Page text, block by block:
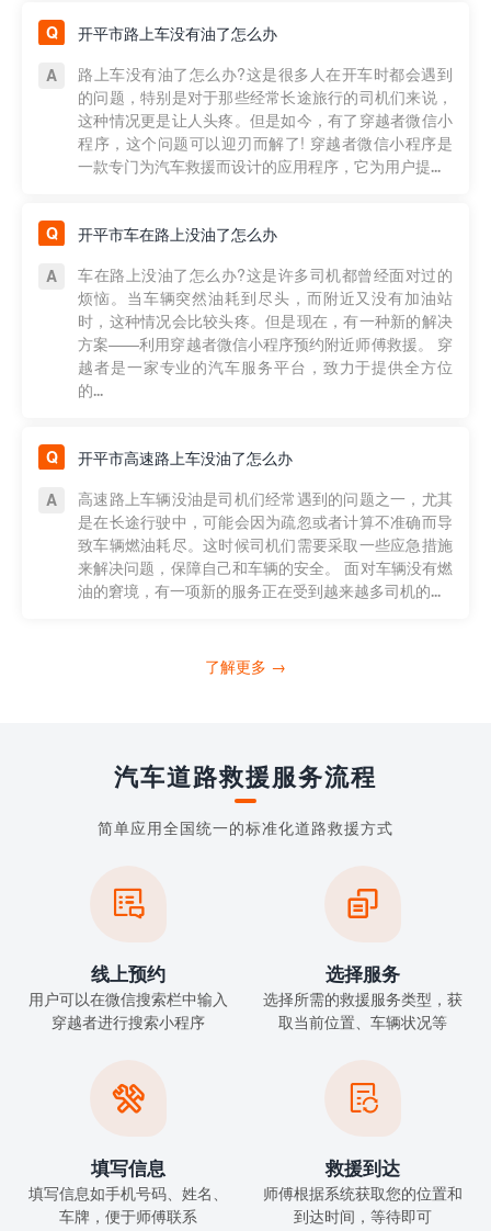
开平市路上车没有油了怎么办
路上车没有油了怎么办?这是很多人在开车时都会遇到
的问题，特别是对于那些经常长途旅行的司机们来说，
这种情况更是让人头疼。但是如今，有了穿越者微信小
程序，这个问题可以迎刃而解了! 穿越者微信小程序是
一款专门为汽车救援而设计的应用程序，它为用户提...
开平市车在路上没油了怎么办
车在路上没油了怎么办?这是许多司机都曾经面对过的
烦恼。当车辆突然油耗到尽头，而附近又没有加油站
时，这种情况会比较头疼。但是现在，有一种新的解决
方案——利用穿越者微信小程序预约附近师傅救援。 穿
越者是一家专业的汽车服务平台，致力于提供全方位
的...
开平市高速路上车没油了怎么办
高速路上车辆没油是司机们经常遇到的问题之一，尤其
是在长途行驶中，可能会因为疏忽或者计算不准确而导
致车辆燃油耗尽。这时候司机们需要采取一些应急措施
来解决问题，保障自己和车辆的安全。 面对车辆没有燃
油的窘境，有一项新的服务正在受到越来越多司机的...
了解更多 →
汽车道路救援服务流程
简单应用全国统一的标准化道路救援方式

线上预约
用户可以在微信搜索栏中输入
穿越者进行搜索小程序

选择服务
选择所需的救援服务类型，获
取当前位置、车辆状况等

填写信息
填写信息如手机号码、姓名、
车牌，便于师傅联系

救援到达
师傅根据系统获取您的位置和
到达时间，等待即可